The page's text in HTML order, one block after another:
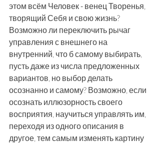
этом всём Человек - венец Творенья,
творящий Себя и свою жизнь?
Возможно ли переключить рычаг
управления с внешнего на
внутренний, что б самому выбирать,
пусть даже из числа предложенных
вариантов, но выбор делать
осознанно и самому? Возможно, если
осознать иллюзорность своего
восприятия, научиться управлять им,
переходя из одного описания в
другое, тем самым изменять картину